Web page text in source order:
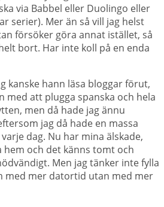
via Babbel eller Duolingo eller
serier). Mer än så vill jag helst
försöker göra annat istället, så
bort. Har inte koll på en enda
kanske hann läsa bloggar förut,
med att plugga spanska och hela
men då hade jag ännu
jag då hade en massa
dag. Nu har mina älskade,
och det känns tomt och
Men jag tänker inte fylla
med mer datortid utan med mer